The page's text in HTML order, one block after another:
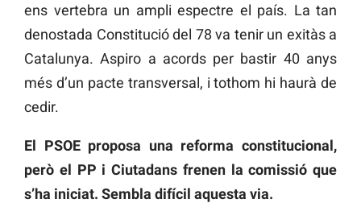
ens vertebra un ampli espectre el país. La tan
denostada Constitució del 78 va tenir un exitàs a
Catalunya. Aspiro a acords per bastir 40 anys
més d’un pacte transversal, i tothom hi haurà de
cedir.
El PSOE proposa una reforma constitucional,
però el PP i Ciutadans frenen la comissió que
s’ha iniciat. Sembla difícil aquesta via.